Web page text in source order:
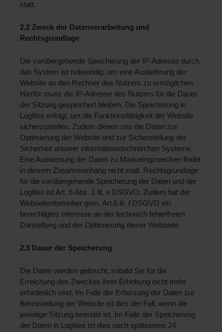
statt.
2.2 Zweck der Datenverarbeitung und
Rechtsgrundlage
Die vorübergehende Speicherung der IP-Adresse durch
das System ist notwendig, um eine Auslieferung der
Website an den Rechner des Nutzers zu ermöglichen.
Hierfür muss die IP-Adresse des Nutzers für die Dauer
der Sitzung gespeichert bleiben. Die Speicherung in
Logfiles erfolgt, um die Funktionsfähigkeit der Website
sicherzustellen. Zudem dienen uns die Daten zur
Optimierung der Website und zur Sicherstellung der
Sicherheit unserer informationstechnischen Systeme.
Eine Auswertung der Daten zu Marketingzwecken findet
in diesem Zusammenhang nicht statt. Rechtsgrundlage
für die vorübergehende Speicherung der Daten und der
Logfiles ist Art. 6 Abs. 1 lit. e DSGVO. Zudem hat der
Webseitenbetreiber gem. Art.6 lit. f DSGVO ein
berechtigtes Interesse an der technisch fehlerfreien
Darstellung und der Optimierung dieser Webseite.
2.3 Dauer der Speicherung
Die Daten werden gelöscht, sobald Sie für die
Erreichung des Zweckes ihrer Erhebung nicht mehr
erforderlich sind. Im Falle der Erfassung der Daten zur
Bereitstellung der Website ist dies der Fall, wenn die
jeweilige Sitzung beendet ist. Im Falle der Speicherung
der Daten in Logfiles ist dies nach spätestens 24